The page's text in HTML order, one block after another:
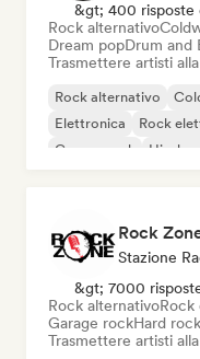
&gt; 400 risposte
Rock alternativo
Dream popDrum and
Trasmettere artisti
Rock alternativo
Elettronica
Rock
Garage rock
Hip-hop
Rock
Stazione
&gt; 7000
Rock alternativo
Garage rockHard rock
Trasmettere artisti